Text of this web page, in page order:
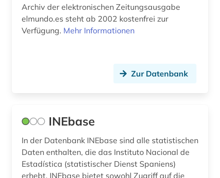
shakespeare (1)
sozialismus (1)
sozialwissenschaften (2)
spanien (40)
Archiv der elektronischen Zeitungsausgabe
elmundo.es steht ab 2002 kostenfrei zur
Verfügung. Mehr Informationen
Zur Datenbank
INEbase
In der Datenbank INEbase sind alle statistischen
Daten enthalten, die das Instituto Nacional de
Estadística (statistischer Dienst Spaniens)
erhebt. INEbase bietet sowohl Zugriff auf die